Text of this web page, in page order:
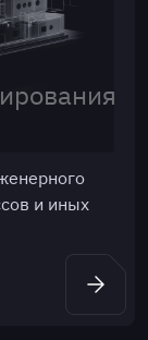
и иных